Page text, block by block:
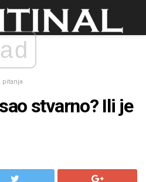
ad
pitanja
stvarno? Ili je